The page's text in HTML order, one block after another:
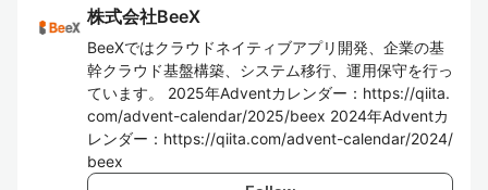
株式会社BeeX
BeeXではクラウドネイティブアプリ開発、企業の基
幹クラウド基盤構築、システム移行、運用保守を行っ
ています。 2025年Adventカレンダー：https://qiita.
com/advent-calendar/2025/beex 2024年Adventカ
レンダー：https://qiita.com/advent-calendar/2024/
beex